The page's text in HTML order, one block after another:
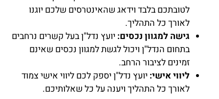
לטובתכם בלבד וידאג שהאינטרסים שלכם יוגנו
לאורך כל התהליך.
גישה למגוון נכסים: יועץ נדל"ן בעל קשרים נרחבים
בתחום הנדל"ן ויכול לגשת למגוון נכסים שאינם
זמינים לציבור הרחב.
ליווי אישי: יועץ נדל"ן יספק לכם ליווי אישי צמוד
לאורך כל התהליך ויענה על כל שאלותיכם.